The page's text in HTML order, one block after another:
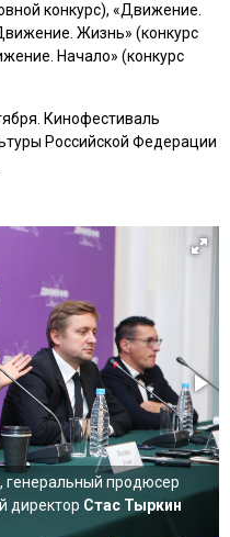
конкурс), «Движение.
Жизнь» (конкурс
Начало» (конкурс
Кинофестиваль
Российской Федерации
, генеральный продюсер
директор Стас Тыркин